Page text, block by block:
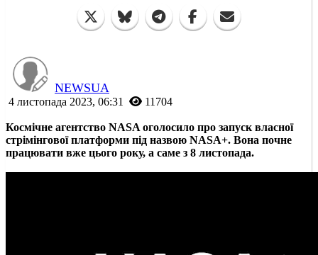
NEWSUA
4 листопада 2023, 06:31 11704
Космічне агентство NASA оголосило про запуск власної
стрімінгової платформи під назвою NASA+. Вона почне
працювати вже цього року, а саме з 8 листопада.